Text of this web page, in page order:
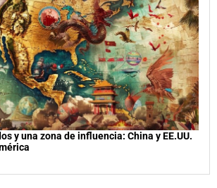
y una zona de influencia: China y EE.UU.